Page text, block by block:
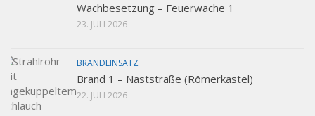
Wachbesetzung – Feuerwache 1
23. JULI 2026
BRANDEINSATZ
Brand 1 – Naststraße (Römerkastel)
22. JULI 2026